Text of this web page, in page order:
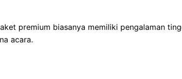
premium biasanya memiliki pengalaman
acara.